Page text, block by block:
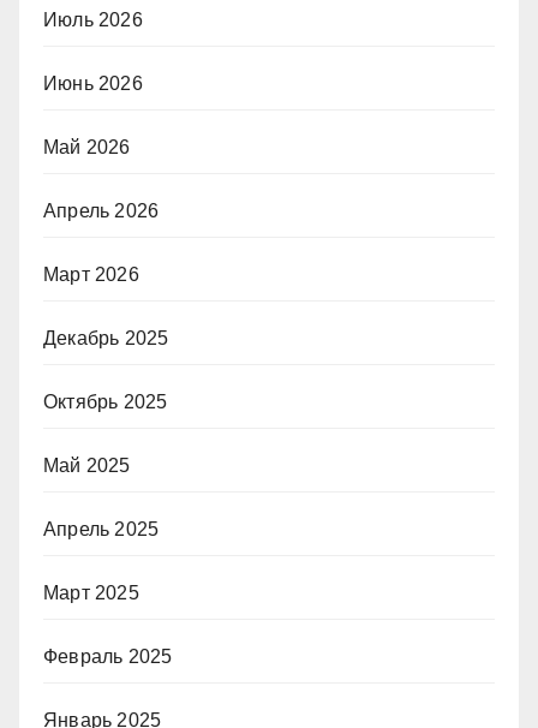
Июль 2026
Июнь 2026
Май 2026
Апрель 2026
Март 2026
Декабрь 2025
Октябрь 2025
Май 2025
Апрель 2025
Март 2025
Февраль 2025
Январь 2025